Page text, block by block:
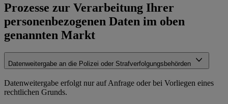
Prozesse zur Verarbeitung Ihrer
personenbezogenen Daten im oben
genannten Markt
Datenweitergabe an die Polizei oder Strafverfolgungsbehörden
Datenweitergabe erfolgt nur auf Anfrage oder bei Vorliegen eines
rechtlichen Grunds.